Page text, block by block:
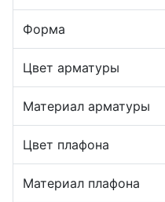
Форма
Цвет арматуры
Материал арматуры
Цвет плафона
Материал плафона